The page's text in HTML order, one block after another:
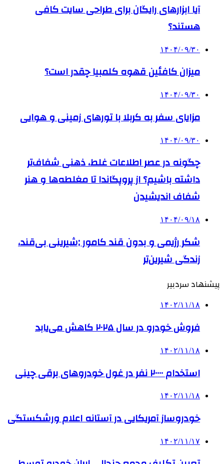
آیا ابزارهای رایگان برای طراحی سایت کافی
هستند؟
۱۴۰۴/۰۹/۳۰
میزان کافئین قهوه کلمبیا چقدر است؟
۱۴۰۴/۰۹/۳۰
مزایای سفر به کربلا با تورهای زمینی و هوایی
۱۴۰۴/۰۹/۳۰
چگونه در عصر اطلاعات غلط، ذهنی شفاف‌تر
داشته باشیم؟ از پروپگاندا تا مغلطه‌ها و هنر
شفاف اندیشیدن
۱۴۰۴/۰۹/۱۸
شکر رژیمی و بدون قند کامور ;شیرینی بی‌قند،
زندگی شیرین‌تر
پیشنهاد سردبیر
۱۴۰۲/۱۱/۱۸
فروش خودرو در سال ۲۰۲۵ کاهش می‌یابد
۱۴۰۲/۱۱/۱۸
استخدام ۲۰۰۰۰ نفر در غول خودروهای برقی چینی
۱۴۰۲/۱۱/۱۸
خودروساز آمریکایی در آستانه اعلام ورشکستگی
۱۴۰۲/۱۱/۱۷